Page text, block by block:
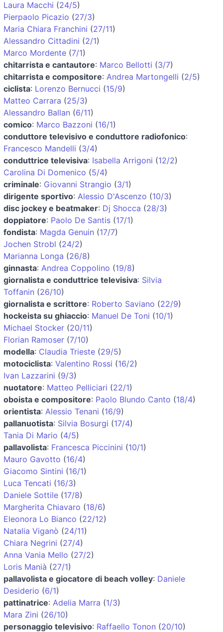
Laura Macchi (24/5)
Pierpaolo Picazio (27/3)
Maria Chiara Franchini (27/11)
Alessandro Cittadini (2/1)
Marco Mordente (7/1)
chitarrista e cantautore: Marco Bellotti (3/7)
chitarrista e compositore: Andrea Martongelli (2/5)
ciclista: Lorenzo Bernucci (15/9)
Matteo Carrara (25/3)
Alessandro Ballan (6/11)
comico: Marco Bazzoni (16/1)
conduttore televisivo e conduttore radiofonico:
Francesco Mandelli (3/4)
conduttrice televisiva: Isabella Arrigoni (12/2)
Carolina Di Domenico (5/4)
criminale: Giovanni Strangio (3/1)
dirigente sportivo: Alessio D'Ascenzo (10/3)
disc jockey e beatmaker: Dj Shocca (28/3)
doppiatore: Paolo De Santis (17/1)
fondista: Magda Genuin (17/7)
Jochen Strobl (24/2)
Marianna Longa (26/8)
ginnasta: Andrea Coppolino (19/8)
giornalista e conduttrice televisiva: Silvia
Toffanin (26/10)
giornalista e scrittore: Roberto Saviano (22/9)
hockeista su ghiaccio: Manuel De Toni (10/1)
Michael Stocker (20/11)
Florian Ramoser (7/10)
modella: Claudia Trieste (29/5)
motociclista: Valentino Rossi (16/2)
Ivan Lazzarini (9/3)
nuotatore: Matteo Pelliciari (22/1)
oboista e compositore: Paolo Blundo Canto (18/4)
orientista: Alessio Tenani (16/9)
pallanuotista: Silvia Bosurgi (17/4)
Tania Di Mario (4/5)
pallavolista: Francesca Piccinini (10/1)
Mauro Gavotto (16/4)
Giacomo Sintini (16/1)
Luca Tencati (16/3)
Daniele Sottile (17/8)
Margherita Chiavaro (18/6)
Eleonora Lo Bianco (22/12)
Natalia Viganò (24/11)
Chiara Negrini (27/4)
Anna Vania Mello (27/2)
Loris Manià (27/1)
pallavolista e giocatore di beach volley: Daniele
Desiderio (6/1)
pattinatrice: Adelia Marra (1/3)
Mara Zini (26/10)
personaggio televisivo: Raffaello Tonon (20/10)